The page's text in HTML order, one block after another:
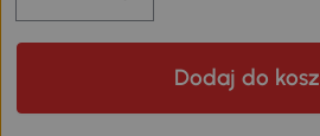
Dodaj do